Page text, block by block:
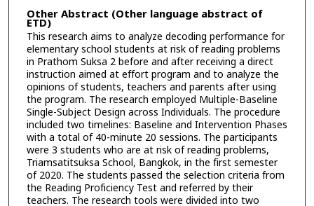
Other Abstract (Other language abstract of
ETD)
This research aims to analyze decoding performance for
elementary school students at risk of reading problems
in Prathom Suksa 2 before and after receiving a direct
instruction aimed at effort program and to analyze the
opinions of students, teachers and parents after using
the program. The research employed Multiple-Baseline
Single-Subject Design across Individuals. The procedure
included two timelines: Baseline and Intervention Phases
with a total of 40-minute 20 sessions. The participants
were 3 students who are at risk of reading problems,
Triamsatitsuksa School, Bangkok, in the first semester
of 2020. The students passed the selection criteria from
the Reading Proficiency Test and referred by their
teachers. The research tools were divided into two